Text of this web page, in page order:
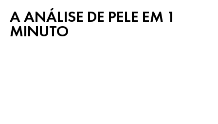
A ANÁLISE DE PELE EM 1
MINUTO